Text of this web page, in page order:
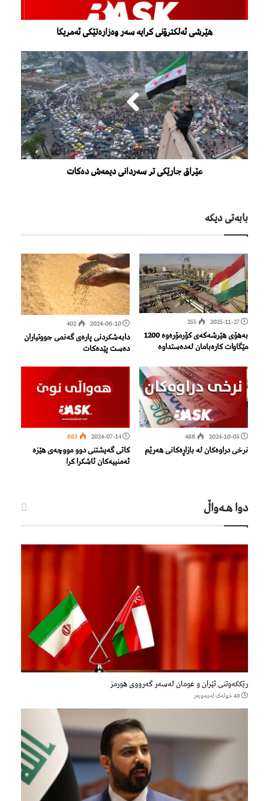
هێرشی ئەلکترۆنی کرایە سەر وەزارەتێکی ئەمریکا
عێراق جارێکی تر سەردانی دیمەش دەکات
بابەتی دیكە
2025-11-27
255
بەهۆی هێرشەكەی كۆرمۆرەوە 1200
مێگاوات كارەبامان لەدەستداوە
2024-06-10
402
دابەشکردنی پارەی گەنمی جووتیاران
دەست پێدەکات
2024-10-05
488
نرخی دراوەکان لە بازاڕەکانی هەرێم
2024-07-14
663
کاتی گەیشتنی دوو مووچەی هێزە
ئەمنییەکان ئاشکرا كرا
دوا هـه‌واڵ
رێککەوتنی ئێران و عومان لەسەر گەرووی هورمز
40 خولەک لەمەوبەر